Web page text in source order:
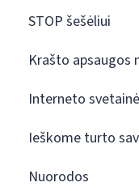
STOP šešėliui
Krašto
Interneto
Ieškome turto
Nuorodos